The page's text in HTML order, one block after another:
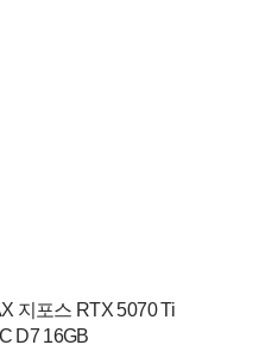
지포스 RTX 5070 Ti
D7 16GB